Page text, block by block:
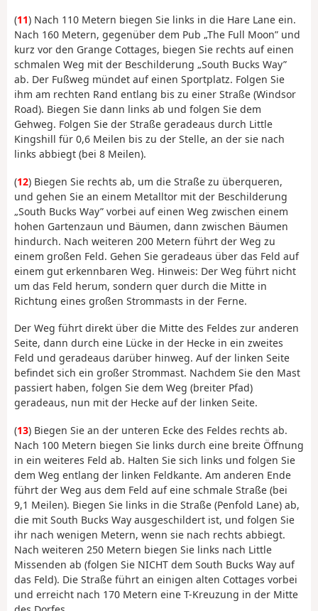
(11) Nach 110 Metern biegen Sie links in die Hare Lane ein.
Nach 160 Metern, gegenüber dem Pub „The Full Moon” und
kurz vor den Grange Cottages, biegen Sie rechts auf einen
schmalen Weg mit der Beschilderung „South Bucks Way”
ab. Der Fußweg mündet auf einen Sportplatz. Folgen Sie
ihm am rechten Rand entlang bis zu einer Straße (Windsor
Road). Biegen Sie dann links ab und folgen Sie dem
Gehweg. Folgen Sie der Straße geradeaus durch Little
Kingshill für 0,6 Meilen bis zu der Stelle, an der sie nach
links abbiegt (bei 8 Meilen).
(12) Biegen Sie rechts ab, um die Straße zu überqueren,
und gehen Sie an einem Metalltor mit der Beschilderung
„South Bucks Way” vorbei auf einen Weg zwischen einem
hohen Gartenzaun und Bäumen, dann zwischen Bäumen
hindurch. Nach weiteren 200 Metern führt der Weg zu
einem großen Feld. Gehen Sie geradeaus über das Feld auf
einem gut erkennbaren Weg. Hinweis: Der Weg führt nicht
um das Feld herum, sondern quer durch die Mitte in
Richtung eines großen Strommasts in der Ferne.
Der Weg führt direkt über die Mitte des Feldes zur anderen
Seite, dann durch eine Lücke in der Hecke in ein zweites
Feld und geradeaus darüber hinweg. Auf der linken Seite
befindet sich ein großer Strommast. Nachdem Sie den Mast
passiert haben, folgen Sie dem Weg (breiter Pfad)
geradeaus, nun mit der Hecke auf der linken Seite.
(13) Biegen Sie an der unteren Ecke des Feldes rechts ab.
Nach 100 Metern biegen Sie links durch eine breite Öffnung
in ein weiteres Feld ab. Halten Sie sich links und folgen Sie
dem Weg entlang der linken Feldkante. Am anderen Ende
führt der Weg aus dem Feld auf eine schmale Straße (bei
9,1 Meilen). Biegen Sie links in die Straße (Penfold Lane) ab,
die mit South Bucks Way ausgeschildert ist, und folgen Sie
ihr nach wenigen Metern, wenn sie nach rechts abbiegt.
Nach weiteren 250 Metern biegen Sie links nach Little
Missenden ab (folgen Sie NICHT dem South Bucks Way auf
das Feld). Die Straße führt an einigen alten Cottages vorbei
und erreicht nach 170 Metern eine T-Kreuzung in der Mitte